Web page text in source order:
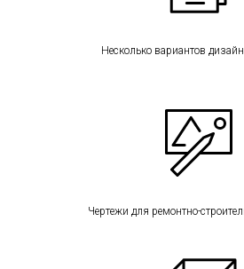
Несколько вариантов
Чертежи для ремонтно-